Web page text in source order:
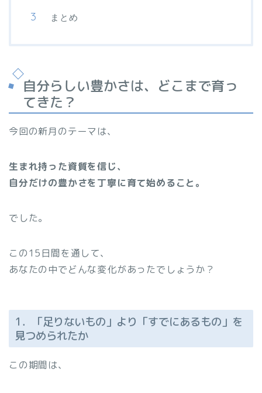
まとめ
自分らしい豊かさは、どこまで育っ
てきた？
今回の新月のテーマは、
生まれ持った資質を信じ、
自分だけの豊かさを丁寧に育て始めること。
でした。
この15日間を通して、
あなたの中でどんな変化があったでしょうか？
1．「足りないもの」より「すでにあるもの」を
見つめられたか
この期間は、